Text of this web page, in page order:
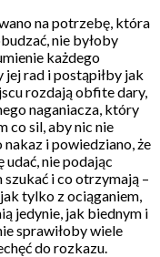
na potrzebę, która
nie byłoby
każdego
jej rad i postąpiłby jak
rozdają obfite dary,
naganiacza, który
co sil, aby nic nie
i powiedziano, że
nie podając
i co otrzymają –
tylko z ociąganiem,
jedynie, jak biednym i
sprawiłoby wiele
do rozkazu.